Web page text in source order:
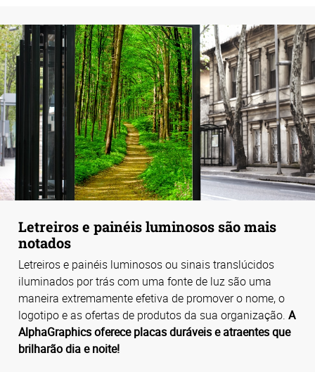
Letreiros e painéis luminosos são mais
notados
Letreiros e painéis luminosos ou sinais translúcidos
iluminados por trás com uma fonte de luz são uma
maneira extremamente efetiva de promover o nome, o
logotipo e as ofertas de produtos da sua organização. A
AlphaGraphics oferece placas duráveis e atraentes que
brilharão dia e noite!